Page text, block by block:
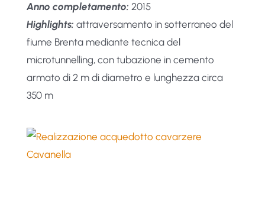
Anno completamento: 2015
Highlights: attraversamento in sotterraneo del
fiume Brenta mediante tecnica del
microtunnelling, con tubazione in cemento
armato di 2 m di diametro e lunghezza circa
350 m